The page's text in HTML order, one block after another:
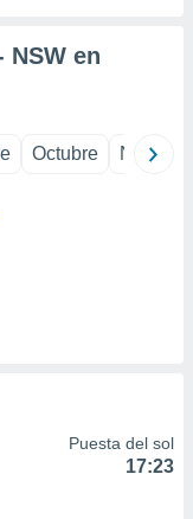
NSW en
Octubre
Puesta del sol
17:23